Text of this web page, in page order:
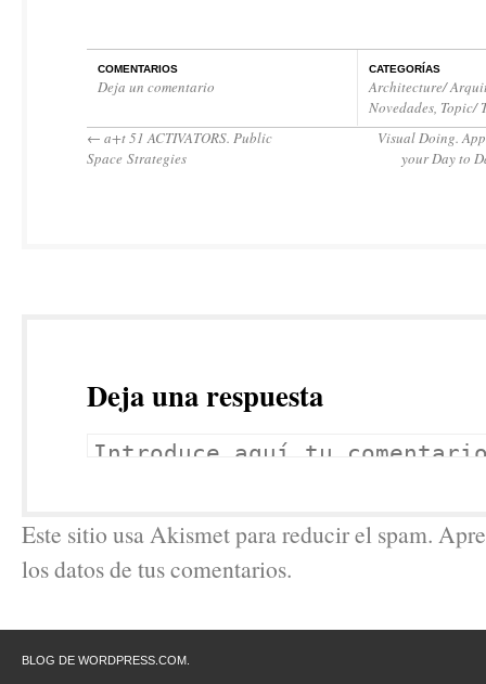
COMENTARIOS
Deja un comentario
CATEGORÍAS
Architecture/
Novedades, Topic/
← a+t 51 ACTIVATORS. Public
Space Strategies
Visual Doing.
your Day to
Deja una respuesta
Este sitio usa Akismet para reducir el spam.
los datos de tus comentarios.
BLOG DE WORDPRESS.COM.